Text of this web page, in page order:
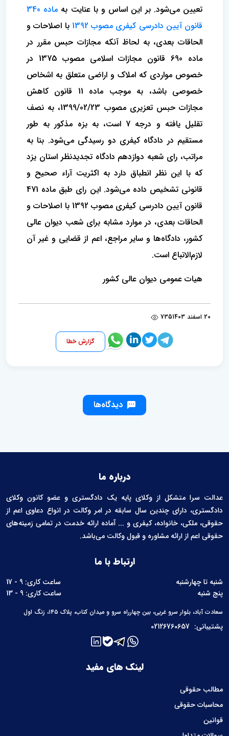
تعیین می‌شود. بر این اساس و با عنایت به
ماده 340
قانون آیین دادرسی کیفری مصوب 1392
با اصلاحات و
الحاقات بعدی، به لحاظ آنکه مجازات حبس مقرر در
ماده 690 قانون مجازات اسلامی مصوب 1375 در
خصوص مواردی که املاک و اراضی متعلق به اشخاص
خصوصی باشد، به موجب ماده 11 قانون کاهش
مجازات حبس تعزیری مصوب 1399/02/23، به نصف
تقلیل یافته و درجه 7 است، به بزه مذکور به طور
مستقیم در دادگاه کیفری دو رسیدگی می‌شود. بنا به
مراتب، رای شعبه دوازدهم دادگاه تجدیدنظر استان یزد
که با این نظر انطباق دارد به اکثریت آراء صحیح و
قانونی تشخیص داده می‌شود. این رای طبق ماده 471
قانون آیین دادرسی کیفری مصوب 1392 با اصلاحات و
الحاقات بعدی، در موارد مشابه برای شعب دیوان عالی
کشور، دادگاه‌ها و سایر مراجع، اعم از قضایی و غیر آن
لازم‌الاتباع است.
هیات‌ عمومی دیوان‌ عالی‌ کشور
20 اسفند 1403 735
گزارش خطا
دیدگاه‌ها
درباره ما
عدالت سرا متشکل از وکلای پایه یک دادگستری و عضو کانون وکلای
دادگستری، دارای چندین سال سابقه در امر وکالت در انواع دعاوی اعم از
حقوقی، ملکی، خانواده، کیفری و ... آماده ارائه خدمت در تمامی زمینه‌های
حقوقی اعم از ارائه مشاوره و قبول وکالت می‌باشد.
لینک های مفید
مطالب حقوقی
محاسبات حقوقی
قوانین
ارتباط با ما
شنبه تا چهارشنبه
ساعت کاری: 9 - 17
پنج شنبه
ساعت کاری: 9 - 13
سعادت آباد، بلوار سرو غربی، بین چهارراه سرو و میدان کتاب، پلاک ۱۴۵، زنگ اول
پشتیبانی: 02126760657